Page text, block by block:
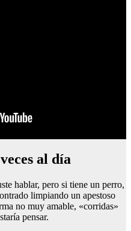
al día
hablar, pero si tiene un perro,
limpiando un apestoso
no muy amable, «corridas»
pensar.